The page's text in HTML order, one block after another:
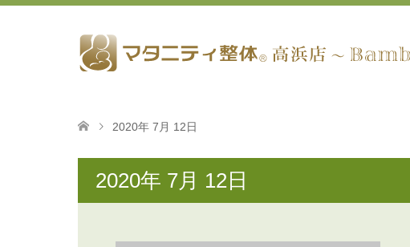
2020年 7月 12日
2020年 7月 12日